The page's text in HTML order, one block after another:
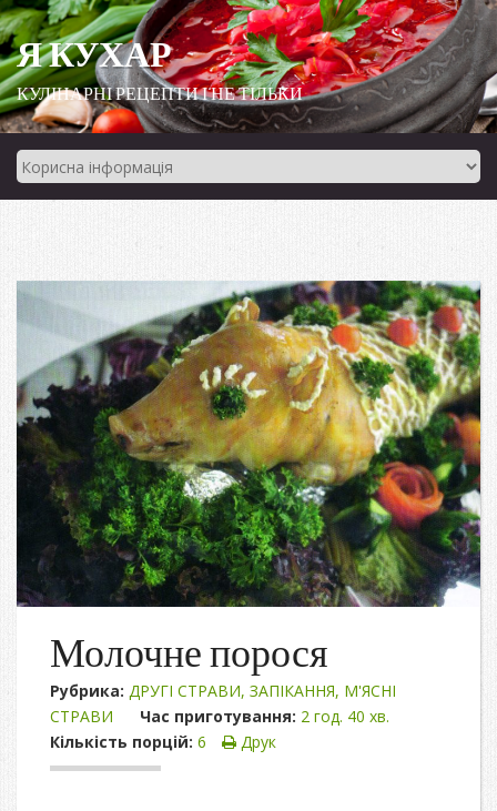
Я КУХАР
КУЛІНАРНІ РЕЦЕПТИ І НЕ ТІЛЬКИ
Молочне порося
Рубрика: ДРУГІ СТРАВИ, ЗАПІКАННЯ, М'ЯСНІ
СТРАВИ
Час приготування: 2 год. 40 хв.
Кількість порцій: 6 Друк